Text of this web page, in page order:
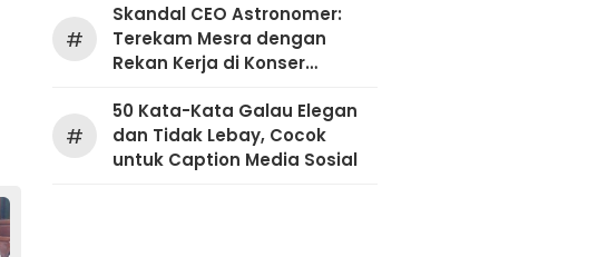
#
Skandal CEO Astronomer:
Terekam Mesra dengan
Rekan Kerja di Konser
#
50 Kata-Kata Galau Elegan
dan Tidak Lebay, Cocok
untuk Caption Media Sosial